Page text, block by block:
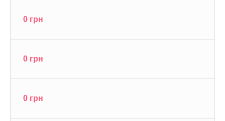
0 грн
0 грн
0 грн